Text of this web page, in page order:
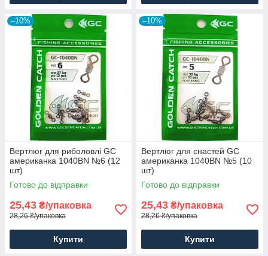
–10%
Вертлюг для риболовлі GC
американка 1040BN №6 (12
шт)
Готово до відправки
25,43 ₴/упаковка
28,26 ₴/упаковка
Купити
–10%
Вертлюг для снастей GC
американка 1040BN №5 (10
шт)
Готово до відправки
25,43 ₴/упаковка
28,26 ₴/упаковка
Купити